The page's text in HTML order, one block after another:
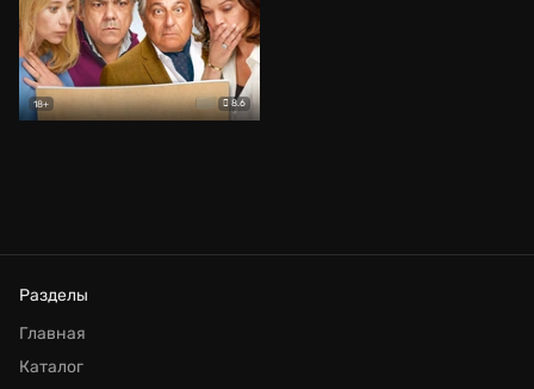
18+ 8.6
Разделы
Главная
Каталог